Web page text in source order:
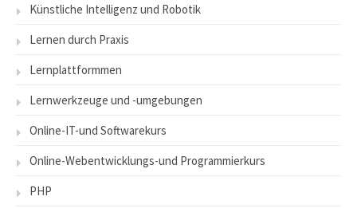
Künstliche Intelligenz und Robotik
Lernen durch Praxis
Lernplattformmen
Lernwerkzeuge und -umgebungen
Online-IT-und Softwarekurs
Online-Webentwicklungs-und Programmierkurs
PHP